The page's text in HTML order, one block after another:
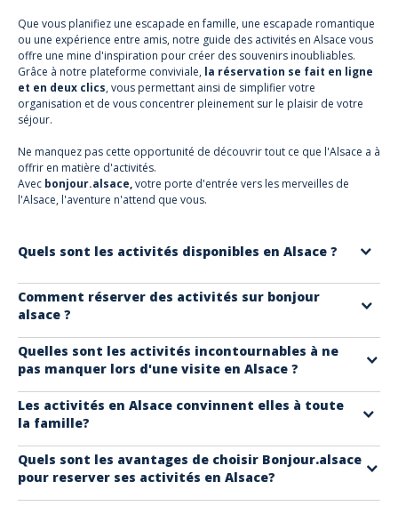
Que vous planifiez une escapade en famille, une escapade romantique
ou une expérience entre amis, notre guide des activités en Alsace vous
offre une mine d'inspiration pour créer des souvenirs inoubliables.
Grâce à notre plateforme conviviale, la réservation se fait en ligne
et en deux clics, vous permettant ainsi de simplifier votre
organisation et de vous concentrer pleinement sur le plaisir de votre
séjour.
Ne manquez pas cette opportunité de découvrir tout ce que l'Alsace a à
offrir en matière d'activités.
Avec bonjour.alsace,votre porte d'entrée vers les merveilles de
l'Alsace, l'aventure n'attend que vous.
Quels sont les activités disponibles en Alsace ?
En Alsace, vous pouvez profiter d'une multitude d'activités, allant des
visites devignobles
pittoresques, en passant par lesrandonnéesdans les magnifiques
paysages naturels.
Comment réserver des activités sur bonjour
alsace ?
La réservation d'activités en Alsace sur bonjour.alsace est simple et
rapide. Il vous suffit de naviguer sur notre site, de sélectionner l'activité
qui vous intéresse, puis de suivre les étapes pour réserver en ligne en
deux clics.
Quelles sont les activités incontournables à ne
pas manquer lors d'une visite en Alsace ?
Parmi les activités incontournables en Alsace, citons la dégustation de
vins dans les caves locales
traditionnels, la visite de villages typiques comme Riquewihr et la
dégustation de la délicieuse cuisine alsacienne. Sans oublier la
visite des nombreux châteaux, dont le plus emblématique d'entre eux :
Les activités en Alsace convinnent elles à toute
la famille?
Tout à fait ! Les activités en Alsace sont variées et adaptées à tous les
âges. Que vous voyagiez en familleavec des enfants
entre amis, vous trouverez des activités ludiques, éducatives et
Quels sont les avantages de choisir Bonjour.alsace
pour reserver ses activités en Alsace?